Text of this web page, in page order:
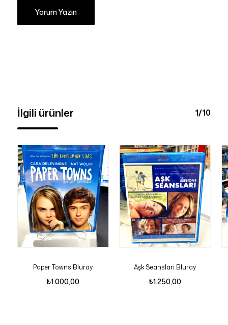
Yorum Yazın
İlgili ürünler 1/10
Paper Towns Bluray
₺1.000,00
Aşk Seanslari Bluray
₺1.250,00